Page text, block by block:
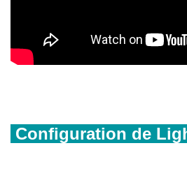
Configuration de